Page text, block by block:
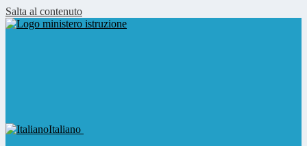
Salta al contenuto
Italiano